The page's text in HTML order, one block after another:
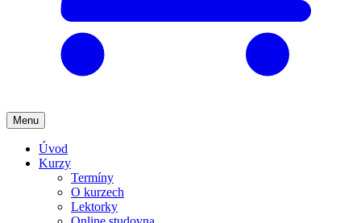
Menu
Úvod
Kurzy
Termíny
O kurzech
Lektorky